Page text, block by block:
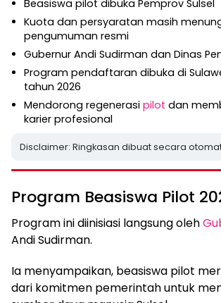
Beasiswa pilot dibuka Pemprov Sulsel
Kuota dan persyaratan masih
pengumuman resmi
Gubernur Andi Sudirman dan Dinas
Program pendaftaran dibuka di
tahun 2026
Mendorong regenerasi pilot dan
karier profesional
Disclaimer: Ringkasan dibuat secara
Program Beasiswa Pilot
Program ini diinisiasi langsung oleh
Andi Sudirman.
Ia menyampaikan, beasiswa pilot
dari komitmen pemerintah untuk